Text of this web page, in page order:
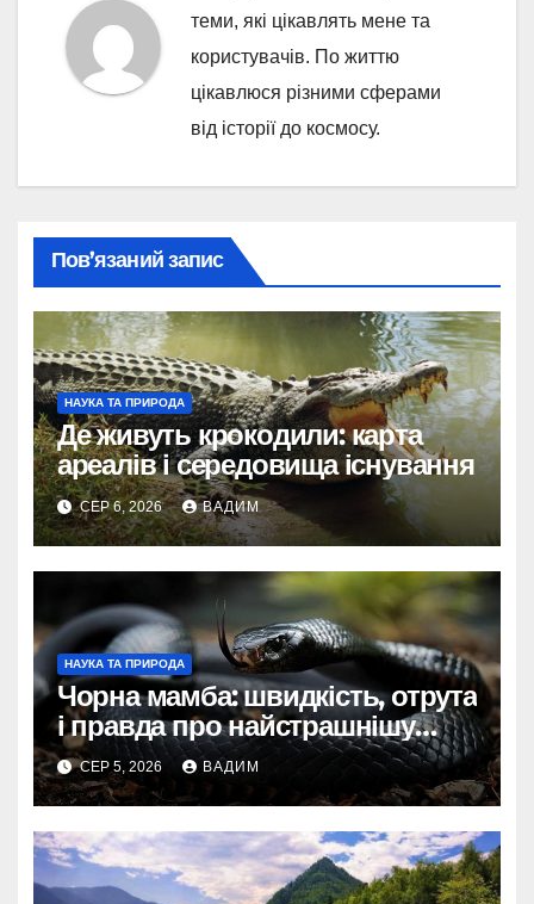
теми, які цікавлять мене та
користувачів. По життю
цікавлюся різними сферами
від історії до космосу.
Пов’язаний запис
НАУКА ТА ПРИРОДА
Де живуть крокодили: карта
ареалів і середовища існування
СЕР 6, 2026 ВАДИМ
НАУКА ТА ПРИРОДА
Чорна мамба: швидкість, отрута
і правда про найстрашнішу
змію Африки
СЕР 5, 2026 ВАДИМ